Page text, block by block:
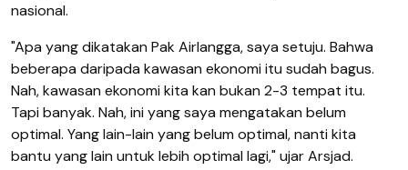
nasional.
"Apa yang dikatakan Pak Airlangga, saya setuju. Bahwa
beberapa daripada kawasan ekonomi itu sudah bagus.
Nah, kawasan ekonomi kita kan bukan 2-3 tempat itu.
Tapi banyak. Nah, ini yang saya mengatakan belum
optimal. Yang lain-lain yang belum optimal, nanti kita
bantu yang lain untuk lebih optimal lagi," ujar Arsjad.